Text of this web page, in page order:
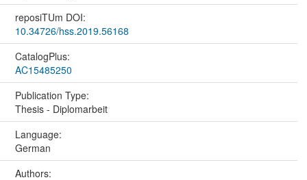
reposiTUm DOI:
10.34726/hss.2019.56168
CatalogPlus:
AC15485250
Publication Type:
Thesis - Diplomarbeit
Language:
German
Authors: